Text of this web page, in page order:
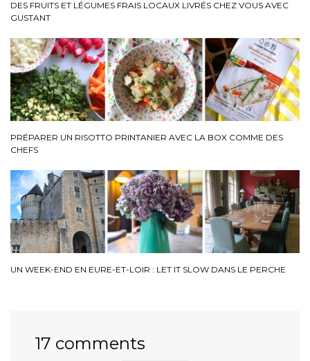
DES FRUITS ET LÉGUMES FRAIS LOCAUX LIVRÉS CHEZ VOUS AVEC
GUSTANT
PRÉPARER UN RISOTTO PRINTANIER AVEC LA BOX COMME DES
CHEFS
UN WEEK-END EN EURE-ET-LOIR : LET IT SLOW DANS LE PERCHE
17 comments